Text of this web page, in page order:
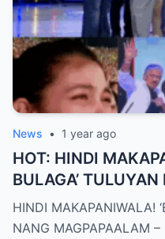
News • 1 year ago
HOT: HINDI
BULAGA’
– MGA
HINDI MAKAPANIWALA!
NANG MAGPAPAALAM